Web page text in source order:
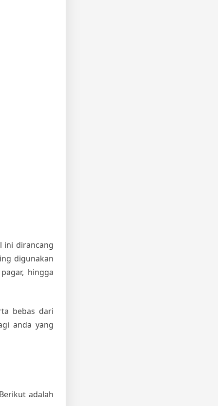
ini dirancang
digunakan
hingga
bebas dari
anda yang
adalah